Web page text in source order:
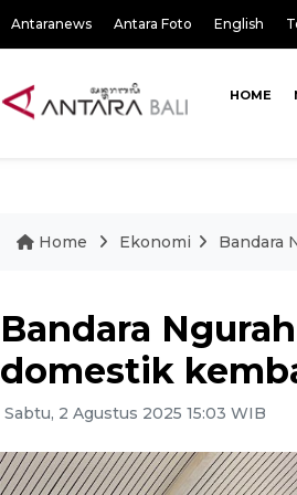
Antaranews Antara Foto English
HOME
Home Ekonomi Bandara
Bandara
domestik
Sabtu, 2 Agustus 2025 15:03 WIB